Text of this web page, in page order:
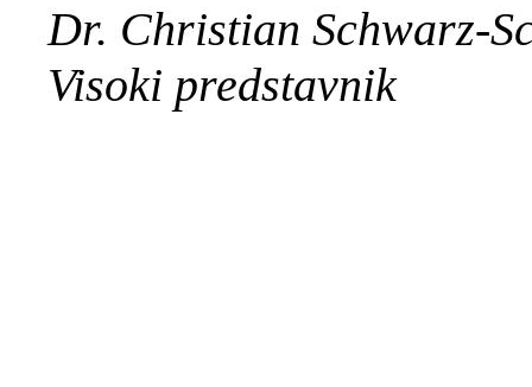
Dr. Christian Schwarz-
Visoki predstavnik